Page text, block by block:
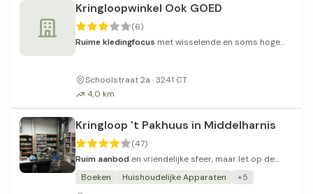
Kringloopwinkel Ook GOED
(6)
Ruime kledingfocus met wisselende en soms hoge
Schoolstraat 2a · 3241 CT
4,0 km
Kringloop 't Pakhuus in Middelharnis
(47)
Ruim aanbod en vriendelijke sfeer, maar let op de
beperkte zaterdagopeningen.
Boeken Huishoudelijke Apparaten
+5